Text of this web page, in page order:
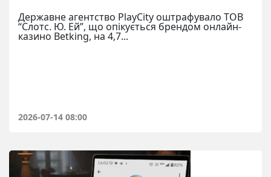
Державне агентство PlayCity оштрафувало ТОВ
“Слотс. Ю. Ей”, що опікується брендом онлайн-
казино Betking, на 4,7...
2026-07-14 08:00